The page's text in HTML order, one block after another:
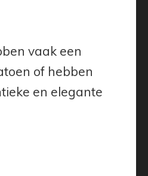
vaak een
of hebben
en elegante